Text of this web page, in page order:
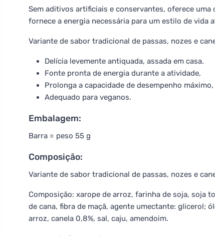
Sem aditivos artificiais e conservantes, oferece
fornece a energia necessária para um estilo de vida
Variante de sabor tradicional de passas, nozes e
Delícia levemente antiquada, assada em casa.
Fonte pronta de energia durante a atividade,
Prolonga a capacidade de desempenho máximo,
Adequado para veganos.
Embalagem:
Barra = peso 55 g
Composição:
Variante de sabor tradicional de passas, nozes e
Composição: xarope de arroz, farinha de soja, soja
de cana, fibra de maçã, agente umectante: glicerol;
arroz, canela 0,8%, sal, caju, amendoim.